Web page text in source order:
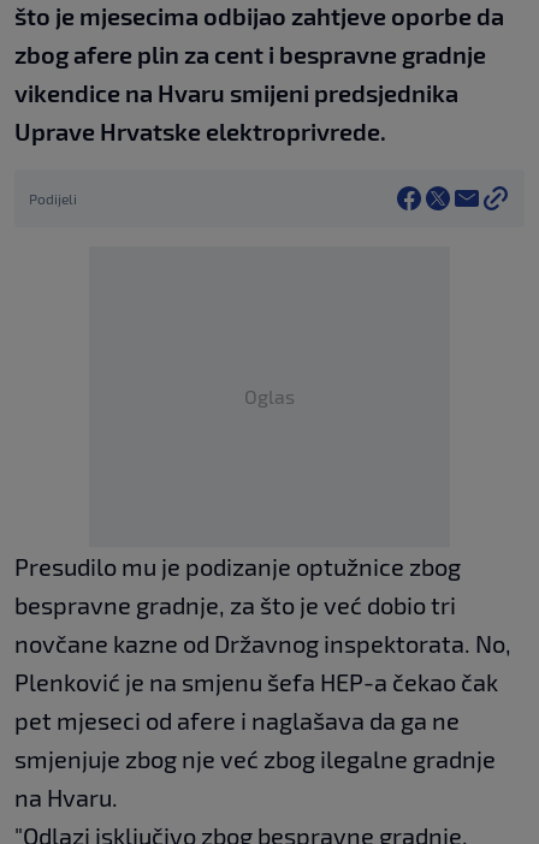
što je mjesecima odbijao zahtjeve oporbe da
zbog afere plin za cent i bespravne gradnje
vikendice na Hvaru smijeni predsjednika
Uprave Hrvatske elektroprivrede.
Podijeli
Oglas
Presudilo mu je podizanje optužnice zbog
bespravne gradnje, za što je već dobio tri
novčane kazne od Državnog inspektorata. No,
Plenković je na smjenu šefa HEP-a čekao čak
pet mjeseci od afere i naglašava da ga ne
smjenjuje zbog nje već zbog ilegalne gradnje
na Hvaru.
"Odlazi isključivo zbog bespravne gradnje.